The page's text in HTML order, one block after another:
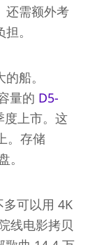
还需额外考
。
船。
量的 D5-
度上市。这
。存储
可以用 4K
线电影拷贝